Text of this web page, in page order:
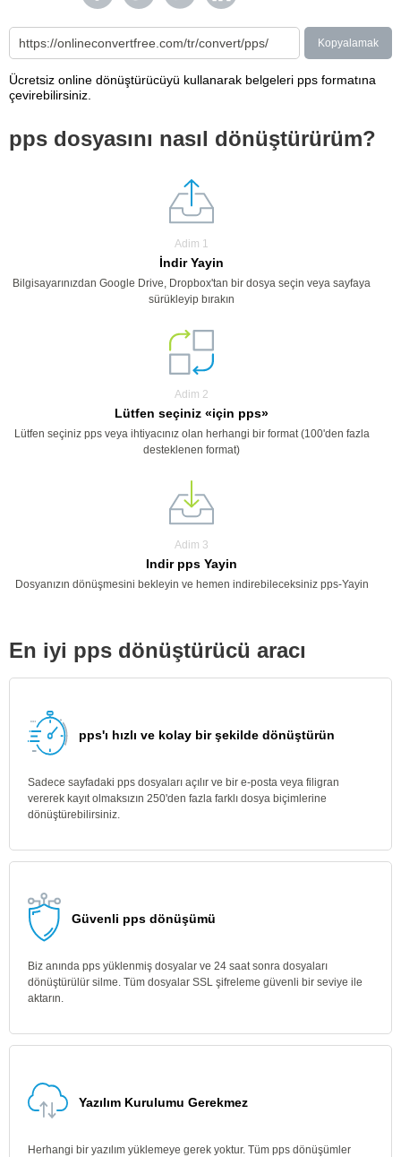
Kopyalamak
Ücretsiz online dönüştürücüyü kullanarak belgeleri pps formatına
çevirebilirsiniz.
pps dosyasını nasıl dönüştürürüm?
Adim 1
İndir Yayin
Bilgisayarınızdan Google Drive, Dropbox'tan bir dosya seçin veya sayfaya
sürükleyip bırakın
Adim 2
Lütfen seçiniz «için pps»
Lütfen seçiniz pps veya ihtiyacınız olan herhangi bir format (100'den fazla
desteklenen format)
Adim 3
Indir pps Yayin
Dosyanızın dönüşmesini bekleyin ve hemen indirebileceksiniz pps-Yayin
En iyi pps dönüştürücü aracı
pps'ı hızlı ve kolay bir şekilde dönüştürün
Sadece sayfadaki pps dosyaları açılır ve bir e-posta veya filigran
vererek kayıt olmaksızın 250'den fazla farklı dosya biçimlerine
dönüştürebilirsiniz.
Güvenli pps dönüşümü
Biz anında pps yüklenmiş dosyalar ve 24 saat sonra dosyaları
dönüştürülür silme. Tüm dosyalar SSL şifreleme güvenli bir seviye ile
aktarın.
Yazılım Kurulumu Gerekmez
Herhangi bir yazılım yüklemeye gerek yoktur. Tüm pps dönüşümler